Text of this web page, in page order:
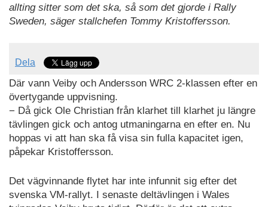
allting sitter som det ska, så som det gjorde i Rally
Sweden, säger stallchefen Tommy Kristoffersson.
Dela
Där vann Veiby och Andersson WRC 2-klassen efter en
övertygande uppvisning.
− Då gick Ole Christian från klarhet till klarhet ju längre
tävlingen gick och antog utmaningarna en efter en. Nu
hoppas vi att han ska få visa sin fulla kapacitet igen,
påpekar Kristoffersson.
Det vägvinnande flytet har inte infunnit sig efter det
svenska VM-rallyt. I senaste deltävlingen i Wales